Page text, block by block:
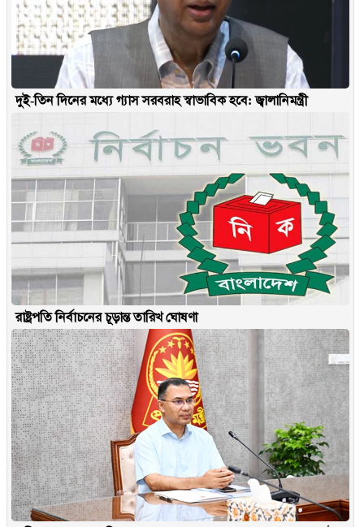
দুই-তিন দিনের মধ্যে গ্যাস সরবরাহ স্বাভাবিক হবে: জ্বালানিমন্ত্রী
রাষ্ট্রপতি নির্বাচনের চূড়ান্ত তারিখ ঘোষণা